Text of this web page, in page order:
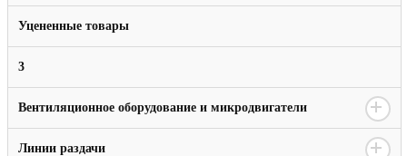
Уцененные товары
3
Вентиляционное оборудование и микродвигатели
Линии раздачи